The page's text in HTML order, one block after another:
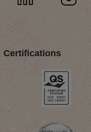
Certifications